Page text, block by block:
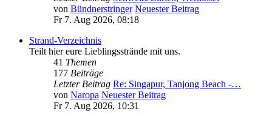
von Bündnerstringer Neuester Beitrag
Fr 7. Aug 2026, 08:18
Strand-Verzeichnis
Teilt hier eure Lieblingsstrände mit uns.
41 Themen
177 Beiträge
Letzter Beitrag Re: Singapur, Tanjong Beach -…
von Naropa Neuester Beitrag
Fr 7. Aug 2026, 10:31